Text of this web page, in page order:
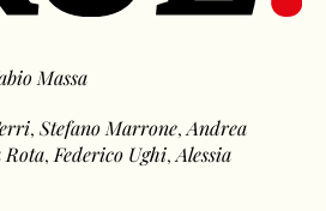
Massa
,Stefano Marrone,Andrea
, Federico Ughi,Alessia